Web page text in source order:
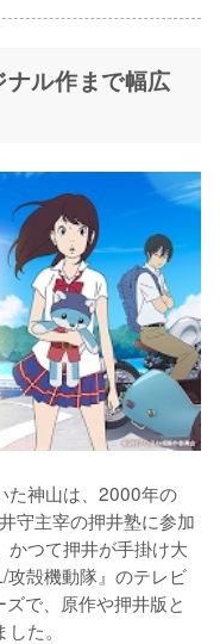
ル作まで幅広
た神山は、2000年の
守主宰の押井塾に参加
かつて押井が手掛け大
攻殻機動隊』のテレビ
で、原作や押井版と
た。